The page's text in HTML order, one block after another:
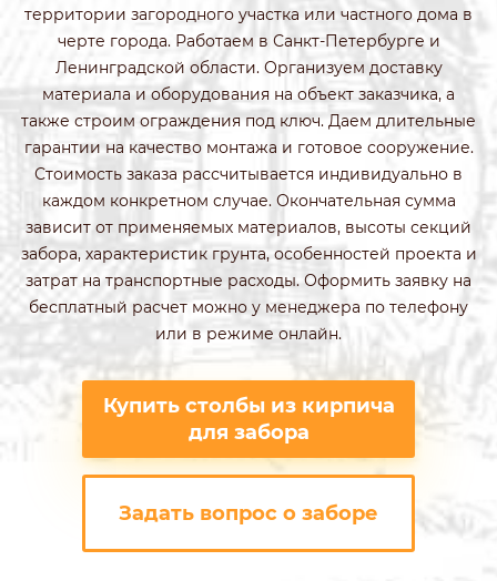
территории загородного участка или частного дома в
черте города. Работаем в Санкт-Петербурге и
Ленинградской области. Организуем доставку
материала и оборудования на объект заказчика, а
также строим ограждения под ключ. Даем длительные
гарантии на качество монтажа и готовое сооружение.
Стоимость заказа рассчитывается индивидуально в
каждом конкретном случае. Окончательная сумма
зависит от применяемых материалов, высоты секций
забора, характеристик грунта, особенностей проекта и
затрат на транспортные расходы. Оформить заявку на
бесплатный расчет можно у менеджера по телефону
или в режиме онлайн.
Купить столбы из кирпича
для забора
Задать вопрос о заборе